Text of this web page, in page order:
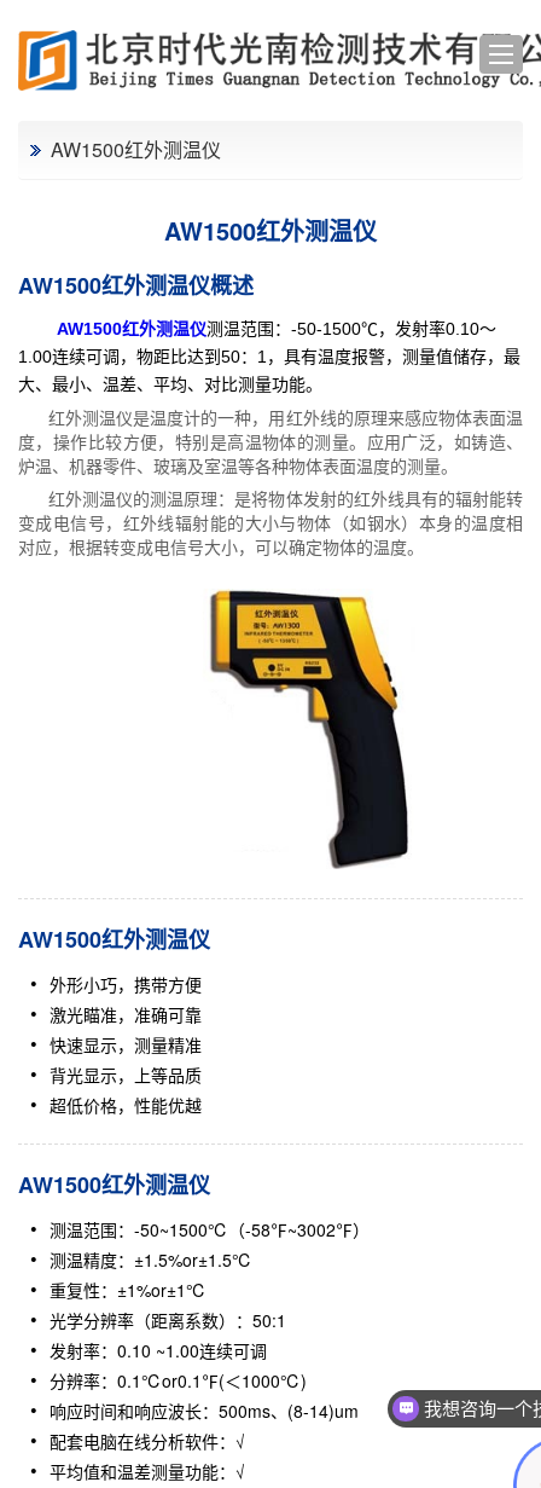
AW1500红外测温仪
AW1500红外测温仪
AW1500红外测温仪概述
AW1500红外测温仪测温范围：-50-1500℃，发射率0.10～
1.00连续可调，物距比达到50：1，具有温度报警，测量值储存，最
大、最小、温差、平均、对比测量功能。
红外测温仪是温度计的一种，用红外线的原理来感应物体表面温
度，操作比较方便，特别是高温物体的测量。应用广泛，如铸造、
炉温、机器零件、玻璃及室温等各种物体表面温度的测量。
红外测温仪的测温原理：是将物体发射的红外线具有的辐射能转
变成电信号，红外线辐射能的大小与物体（如钢水）本身的温度相
对应，根据转变成电信号大小，可以确定物体的温度。
AW1500红外测温仪
外形小巧，携带方便
激光瞄准，准确可靠
快速显示，测量精准
背光显示，上等品质
超低价格，性能优越
AW1500红外测温仪
测温范围：-50~1500℃（-58℉~3002℉）
测温精度：±1.5%or±1.5℃
重复性：±1%or±1℃
光学分辨率（距离系数）：50:1
发射率：0.10 ~1.00连续可调
分辨率：0.1℃or0.1℉(＜1000℃)
响应时间和响应波长：500ms、(8-14)um
配套电脑在线分析软件：√
平均值和温差测量功能：√
我想咨询一个